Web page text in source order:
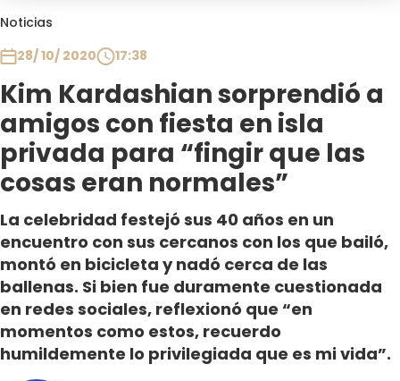
Noticias
28/ 10/ 2020
17:38
Kim Kardashian sorprendió a
amigos con fiesta en isla
privada para “fingir que las
cosas eran normales”
La celebridad festejó sus 40 años en un
encuentro con sus cercanos con los que bailó,
montó en bicicleta y nadó cerca de las
ballenas. Si bien fue duramente cuestionada
en redes sociales, reflexionó que “en
momentos como estos, recuerdo
humildemente lo privilegiada que es mi vida”.
Plan Perfecto
El Tiempo
Sabingo
Todos Los Programas